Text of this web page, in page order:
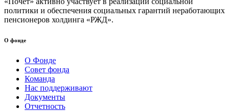
политики и обеспечения социальных гарантий неработающих
пенсионеров холдинга «РЖД».
О фонде
О Фонде
Совет фонда
Команда
Нас поддерживают
Документы
Отчетность